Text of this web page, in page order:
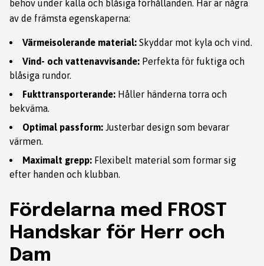
behov under kalla och blåsiga förhållanden. Här är några
av de främsta egenskaperna:
Värmeisolerande material: Skyddar mot kyla och vind.
Vind- och vattenavvisande: Perfekta för fuktiga och
blåsiga rundor.
Fukttransporterande: Håller händerna torra och
bekväma.
Optimal passform: Justerbar design som bevarar
värmen.
Maximalt grepp: Flexibelt material som formar sig
efter handen och klubban.
Fördelarna med FROST
Handskar för Herr och
Dam